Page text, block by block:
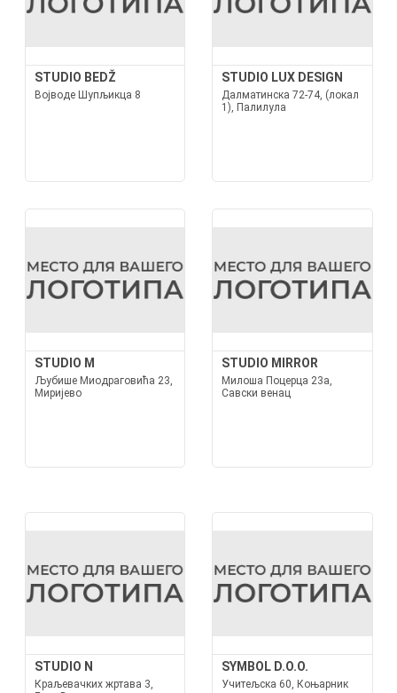
STUDIO BEDŽ
Војводе Шупљикца 8
STUDIO LUX DESIGN
Далматинска 72-74, (локал
1), Палилула
STUDIO M
Љубише Миодраговића 23,
Миријево
STUDIO MIRROR
Милоша Поцерца 23а,
Савски венац
STUDIO N
Краљевачких жртава 3,
SYMBOL D.O.O.
Учитељска 60, Коњарник